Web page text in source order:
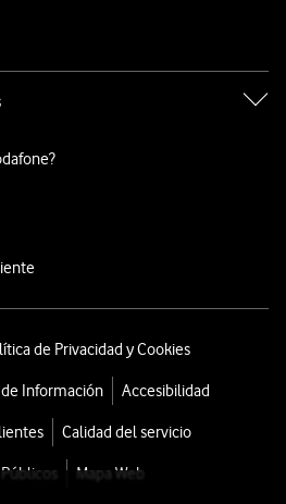
de Privacidad y Cookies
Información Accesibilidad
Calidad del servicio
Mapa Web